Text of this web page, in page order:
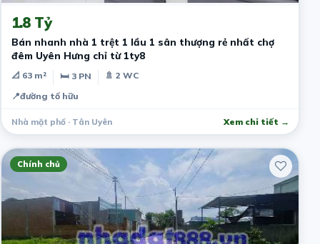
1.8 Tỷ
Bán nhanh nhà 1 trệt 1 lầu 1 sân thượng rẻ nhất chợ
đêm Uyên Hưng chỉ từ 1ty8
📐 63 m² 🛏 3 PN
🚿 2 WC
📍đường tố hữu
Nhà mặt phố · Tân Uyên Xem chi tiết →
Chính chủ